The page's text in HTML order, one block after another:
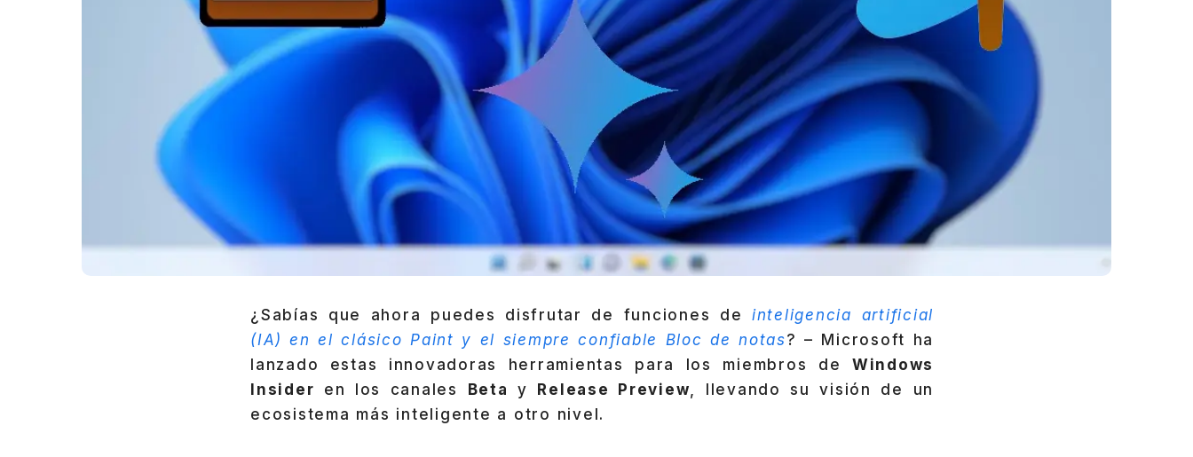
¿Sabías que ahora puedes disfrutar de funciones de inteligencia artificial
(IA) en el clásico Paint y el siempre confiable Bloc de notas? – Microsoft ha
lanzado estas innovadoras herramientas para los miembros de Windows
Insider en los canales Beta y Release Preview, llevando su visión de un
ecosistema más inteligente a otro nivel.